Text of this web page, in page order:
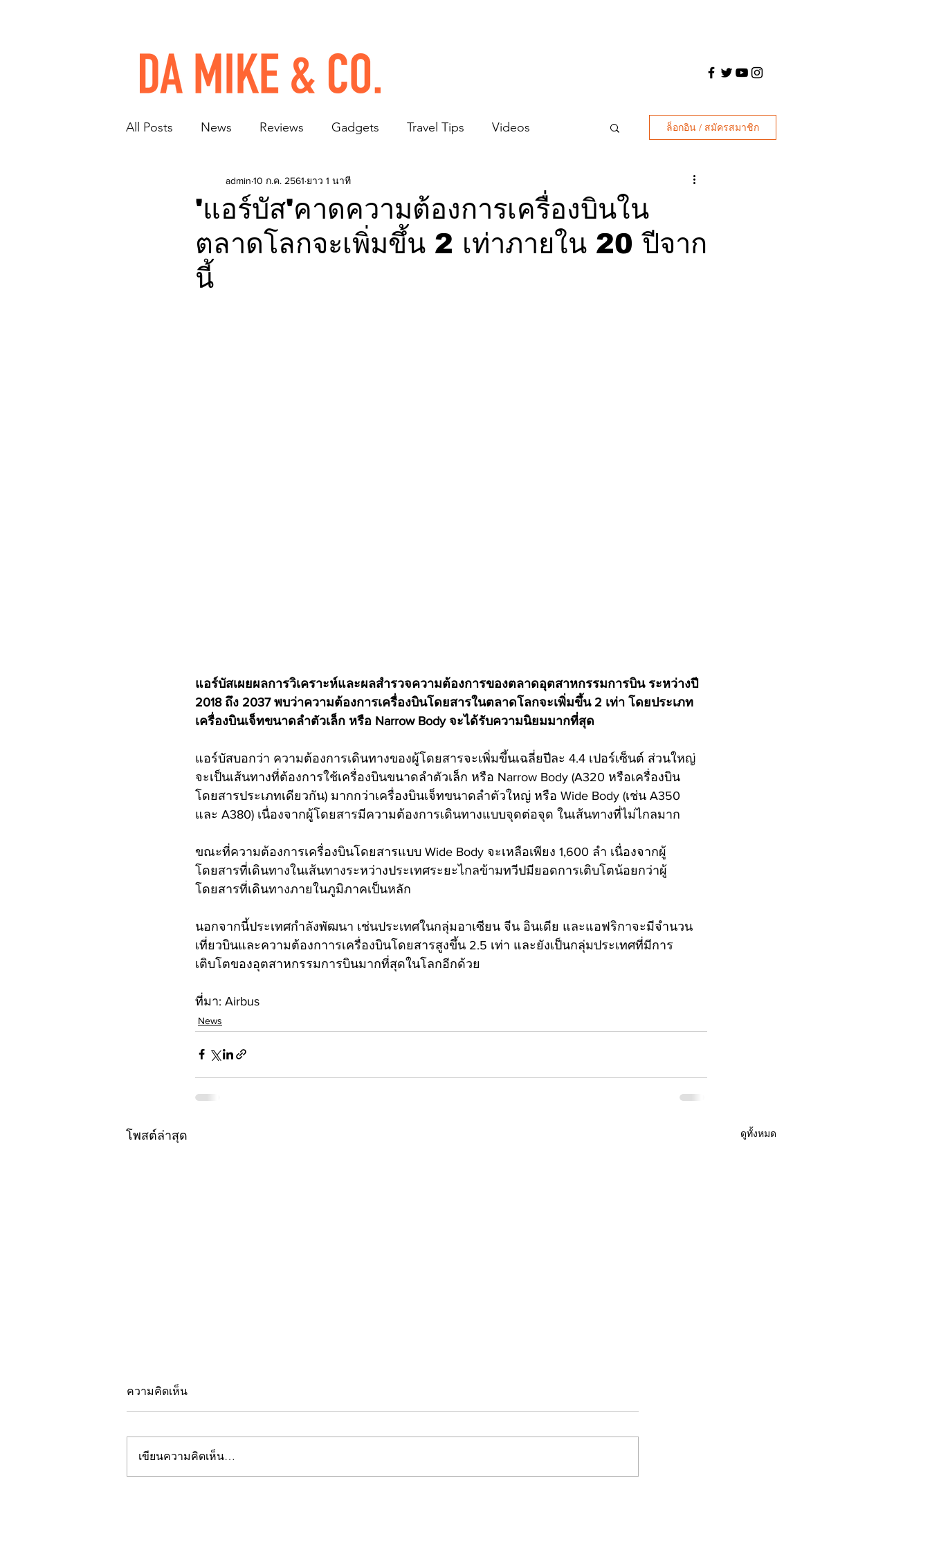
All Posts News Reviews Gadgets Travel Tips Videos ล็อกอิน / สมัครสมาชิก
'แอร์บัส'คาดความต้องการเครื่องบินใน
ตลาดโลกจะเพิ่มขึ้น 2 เท่าภายใน 20 ปีจาก
นี้
admin 10 ก.ค. 2561 ยาว 1 นาที
แอร์บัสเผยผลการวิเคราะห์และผลสำรวจความต้องการของตลาดอุตสาหกรรมการบิน ระหว่างปี
2018 ถึง 2037 พบว่าความต้องการเครื่องบินโดยสารในตลาดโลกจะเพิ่มขึ้น 2 เท่า โดยประเภท
เครื่องบินเจ็ทขนาดลำตัวเล็ก หรือ Narrow Body จะได้รับความนิยมมากที่สุด
แอร์บัสบอกว่า ความต้องการเดินทางของผู้โดยสารจะเพิ่มขึ้นเฉลี่ยปีละ 4.4 เปอร์เซ็นต์ ส่วนใหญ่
จะเป็นเส้นทางที่ต้องการใช้เครื่องบินขนาดลำตัวเล็ก หรือ Narrow Body (A320 หรือเครื่องบิน
โดยสารประเภทเดียวกัน) มากกว่าเครื่องบินเจ็ทขนาดลำตัวใหญ่ หรือ Wide Body (เช่น A350
และ A380) เนื่องจากผู้โดยสารมีความต้องการเดินทางแบบจุดต่อจุด ในเส้นทางที่ไม่ไกลมาก
ขณะที่ความต้องการเครื่องบินโดยสารแบบ Wide Body จะเหลือเพียง 1,600 ลำ เนื่องจากผู้
โดยสารที่เดินทางในเส้นทางระหว่างประเทศระยะไกลข้ามทวีปมียอดการเติบโตน้อยกว่าผู้
โดยสารที่เดินทางภายในภูมิภาคเป็นหลัก
นอกจากนี้ประเทศกำลังพัฒนา เช่นประเทศในกลุ่มอาเซียน จีน อินเดีย และแอฟริกาจะมีจำนวน
เที่ยวบินและความต้องกาารเครื่องบินโดยสารสูงขึ้น 2.5 เท่า และยังเป็นกลุ่มประเทศที่มีการ
เติบโตของอุตสาหกรรมการบินมากที่สุดในโลกอีกด้วย
ที่มา: Airbus
News
โพสต์ล่าสุด ดูทั้งหมด
ความคิดเห็น
เขียนความคิดเห็น…